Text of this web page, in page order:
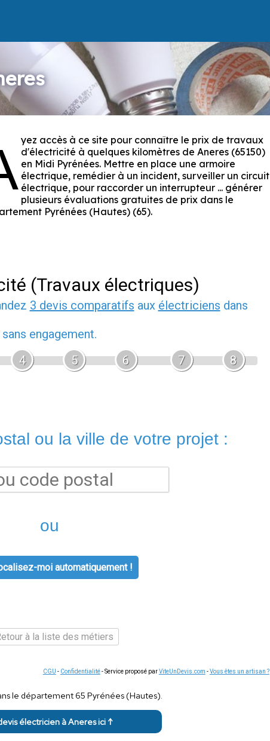
yez accès à ce site pour connaître le prix de travaux
d'électricité à quelques kilomètres de Aneres (65150)
en Midi Pyrénées. Mettre en place une armoire
électrique, remédier à un incident, surveiller un circuit
électrique, pour raccorder un interrupteur ... générer
plusieurs évaluations gratuites de prix dans le
Pyrénées (Hautes) (65).
(Travaux électriques)
3 devis comparatifs aux électriciens dans
engagement.
4 5 6 7 8
ou la ville de votre projet :
ou
moi automatiquement !
à la liste des métiers
CGU - Confidentialité- Service proposé parViteUnDevis.com -Vous êtes un artisan ?
le département 65 Pyrénées (Hautes).
électricien à Aneres ici ↑